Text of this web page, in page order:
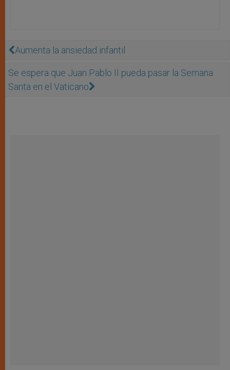
Aumenta la ansiedad infantil
Se espera que Juan Pablo II pueda pasar la Semana
Santa en el Vaticano